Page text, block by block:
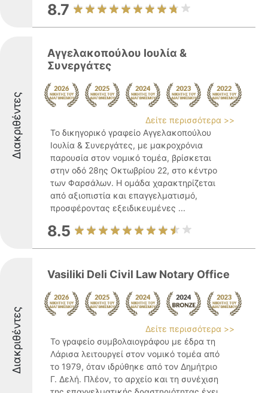
8.7
Διακριθέντες
Αγγελακοπούλου Ιουλία &
Συνεργάτες
Δείτε περισσότερα >>
Το δικηγορικό γραφείο Αγγελακοπούλου
Ιουλία & Συνεργάτες, με μακροχρόνια
παρουσία στον νομικό τομέα, βρίσκεται
στην οδό 28ης Οκτωβρίου 22, στο κέντρο
των Φαρσάλων. Η ομάδα χαρακτηρίζεται
από αξιοπιστία και επαγγελματισμό,
προσφέροντας εξειδικευμένες ...
8.5
Διακριθέντες
Vasiliki Deli Civil Law Notary Office
Δείτε περισσότερα >>
Το γραφείο συμβολαιογράφου με έδρα τη
Λάρισα λειτουργεί στον νομικό τομέα από
το 1979, όταν ιδρύθηκε από τον Δημήτριο
Γ. Δελή. Πλέον, το αρχείο και τη συνέχιση